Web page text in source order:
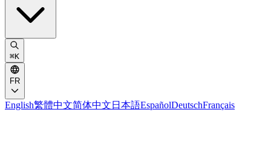
⌘K
FR
English繁體中文简体中文 日本語EspañolDeutschFrançais